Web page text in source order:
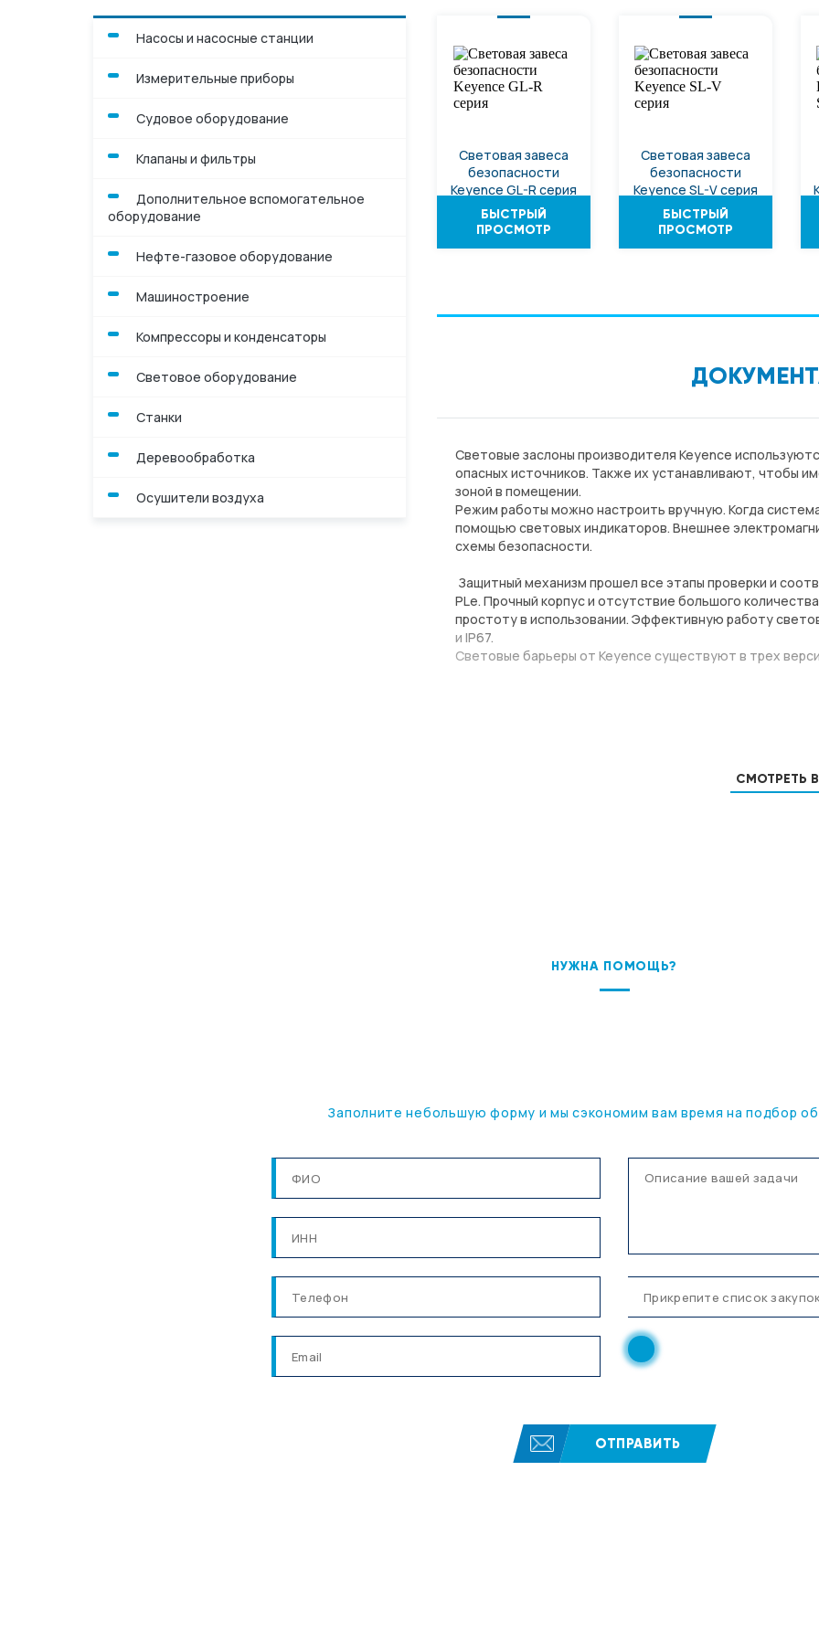
Компрессоры и конденсаторы
Световое оборудование
Осушители воздуха
Насосы и насосные станции
Измерительные приборы
Судовое оборудование
Клапаны и фильтры
Дополнительное вспомогательное
оборудование
Нефте-газовое оборудование
Машиностроение
Компрессоры и конденсаторы
Световое оборудование
Станки
Деревообработка
Осушители воздуха
Световая завеса
безопасности
Keyence GL-R серия
БЫСТРЫЙ
ПРОСМОТР
Световая завеса
безопасности
Keyence SL-V серия
БЫСТРЫЙ
ПРОСМОТР
Световые заслоны производителя Keyence
опасных источников. Также их устанавливают, чтобы
зоной в помещении.
Режим работы можно настроить вручную. Когда
помощью световых индикаторов. Внешнее
схемы безопасности.
Защитный механизм прошел все этапы проверки и
PLe. Прочный корпус и отсутствие большого
простоту в использовании. Эффективную работу
и IP67.
Световые барьеры от Keyence существуют в трех
СМОТРЕТЬ
НУЖНА ПОМОЩЬ?
Заполните небольшую форму и мы сэкономим вам время на подбор
ОТПРАВИТЬ